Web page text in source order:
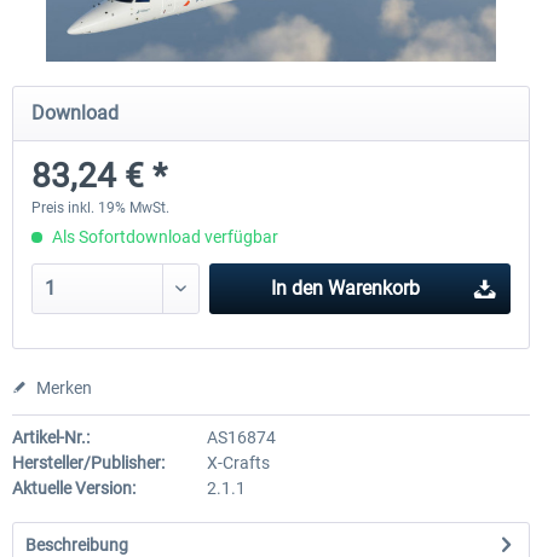
X-Plane.org - King Air 350 XP12
53,95 € *
Download
83,24 € *
Preis inkl. 19% MwSt.
Als Sofortdownload verfügbar
In den Warenkorb
Merken
Artikel-Nr.:
AS16874
Hersteller/Publisher:
X-Crafts
Aktuelle Version:
2.1.1
Beschreibung